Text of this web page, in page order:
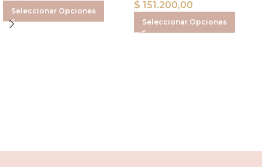
Seleccionar Opciones
$ 151.200,00
Seleccionar Opciones